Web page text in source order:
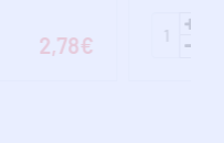
2,78€